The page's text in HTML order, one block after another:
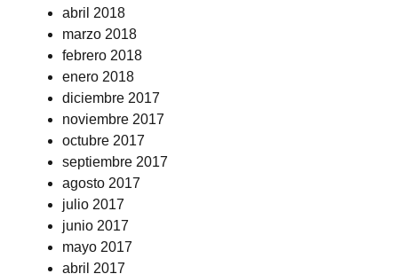
abril 2018
marzo 2018
febrero 2018
enero 2018
diciembre 2017
noviembre 2017
octubre 2017
septiembre 2017
agosto 2017
julio 2017
junio 2017
mayo 2017
abril 2017